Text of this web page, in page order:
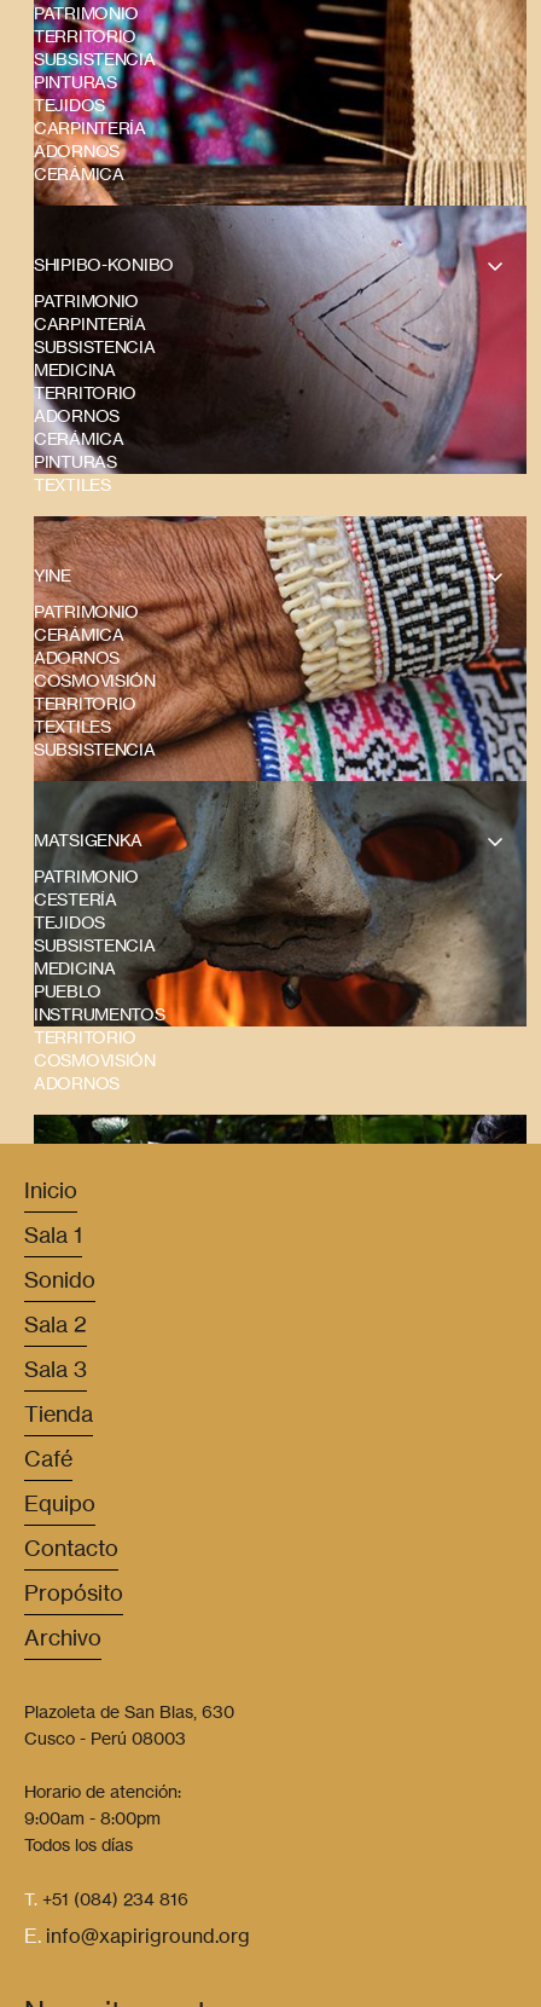
PATRIMONIO
TERRITORIO
SUBSISTENCIA
PINTURAS
TEJIDOS
CARPINTERÍA
ADORNOS
CERÁMICA
SHIPIBO-KONIBO
PATRIMONIO
CARPINTERÍA
SUBSISTENCIA
MEDICINA
TERRITORIO
ADORNOS
CERÁMICA
PINTURAS
TEXTILES
YINE
PATRIMONIO
CERÁMICA
ADORNOS
COSMOVISIÓN
TERRITORIO
TEXTILES
SUBSISTENCIA
MATSIGENKA
PATRIMONIO
CESTERÍA
TEJIDOS
SUBSISTENCIA
MEDICINA
PUEBLO
INSTRUMENTOS
TERRITORIO
COSMOVISIÓN
ADORNOS
Inicio
Sala 1
Sonido
Sala 2
Sala 3
Tienda
Café
Equipo
Contacto
Propósito
Archivo
Plazoleta de San Blas, 630
Cusco - Perú 08003
Horario de atención:
9:00am - 8:00pm
Todos los días
T. +51 (084) 234 816
E. info@xapiriground.org